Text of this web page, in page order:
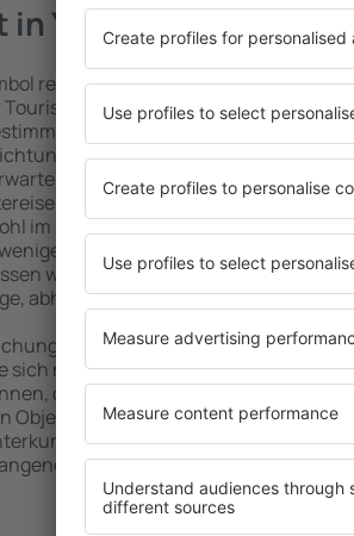
Yambol
reisen, finden Sie Unterkünfte für
Touristen mit unterschiedlichen
sind. Geräumige und komfortabel
mit vielen Annehmlichkeiten
die Besucher, wo sie während
übernachten können. Die
im Zentrum als auch in der Nähe des
beliebten Stadtteilen oder
wählen Sie eine Unterkunft in
abhängig von Ihren weiteren
der Unterkunft in Yambol gibt die
sich nach dem Erreichen des Ziels
ohne nach einem Hotel, einer
Objekt für Reisende suchen zu müssen.
vor dem Besuch von Yambol
Atmosphäre verlaufen.